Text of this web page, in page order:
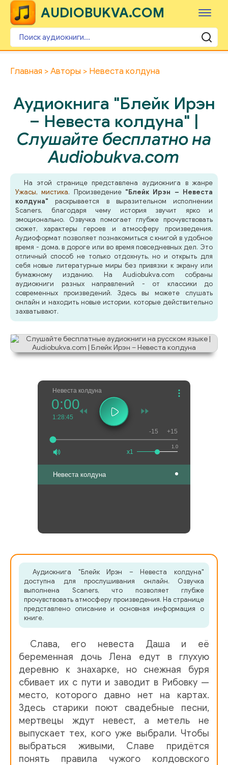
AUDIOBUKVA.COM
Главная Авторы Невеста колдуна
Аудиокнига "Блейк Ирэн
– Невеста колдуна" |
Слушайте бесплатно на
Audiobukva.com
На этой странице представлена аудиокнига в жанре
Ужасы, мистика. Произведение "Блейк Ирэн – Невеста
колдуна" раскрывается в выразительном исполнении
Scaners, благодаря чему история звучит ярко и
эмоционально. Озвучка помогает глубже прочувствовать
сюжет, характеры героев и атмосферу произведения.
Аудиоформат позволяет познакомиться с книгой в удобное
время - дома, в дороге или во время повседневных дел. Это
отличный способ не только отдохнуть, но и открыть для
себя новые литературные миры без привязки к экрану или
бумажному изданию. На Audiobukva.com собраны
аудиокниги разных направлений - от классики до
современных произведений. Здесь вы можете слушать
онлайн и находить новые истории, которые действительно
захватывают.
Невеста колдуна
0:00
1:28:45
1.0
x1
-15 +15
Невеста колдуна
Аудиокнига "Блейк Ирэн – Невеста колдуна"
доступна для прослушивания онлайн. Озвучка
выполнена Scaners, что позволяет глубже
прочувствовать атмосферу произведения. На странице
представлено описание и основная информация о
книге.
Слава, его невеста Даша и её
беременная дочь Лена едут в глухую
деревню к знахарке, но снежная буря
сбивает их с пути и заводит в Рибовку —
место, которого давно нет на картах.
Здесь старики поют свадебные песни,
мертвецы ждут невест, а метель не
выпускает тех, кого уже выбрали. Чтобы
выбраться живыми, Славе придётся
понять правила чужого колдовского